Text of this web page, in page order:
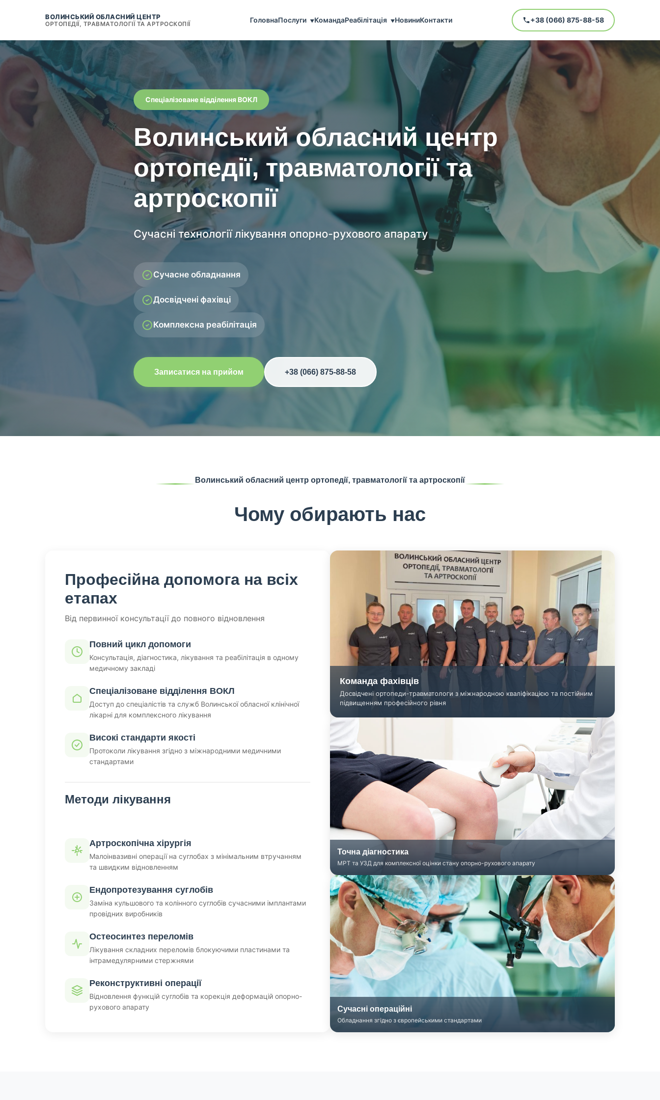
ВОЛИНСЬКИЙ ОБЛАСНИЙ ЦЕНТР
ОРТОПЕДІЇ, ТРАВМАТОЛОГІЇ ТА АРТРОСКОПІЇ ГоловнаПослуги ▼КомандаРеабілітація ▼НовиниКонтакти +38 (066) 875-88-58
Спеціалізоване відділення ВОКЛ
Волинський обласний центр
ортопедії, травматології та
артроскопії
Сучасні технології лікування опорно-рухового апарату
Сучасне обладнання
Досвідчені фахівці
Комплексна реабілітація
Записатися на прийом +38 (066) 875-88-58
Волинський обласний центр ортопедії, травматології та артроскопії
Чому обирають нас
Професійна допомога на всіх
етапах
Від первинної консультації до повного відновлення
Повний цикл допомоги
Консультація, діагностика, лікування та реабілітація в одному
медичному закладі
Спеціалізоване відділення ВОКЛ
Доступ до спеціалістів та служб Волинської обласної клінічної
лікарні для комплексного лікування
Високі стандарти якості
Протоколи лікування згідно з міжнародними медичними
стандартами
Методи лікування
Артроскопічна хірургія
Малоінвазивні операції на суглобах з мінімальним втручанням
та швидким відновленням
Ендопротезування суглобів
Заміна кульшового та колінного суглобів сучасними імплантами
провідних виробників
Остеосинтез переломів
Лікування складних переломів блокуючими пластинами та
інтрамедулярними стержнями
Реконструктивні операції
Відновлення функцій суглобів та корекція деформацій опорно-
рухового апарату
Команда фахівців
Досвідчені ортопеди-травматологи з міжнародною кваліфікацією та постійним
підвищенням професійного рівня
Точна діагностика
МРТ та УЗД для комплексної оцінки стану опорно-рухового апарату
Сучасні операційні
Обладнання згідно з європейськими стандартами